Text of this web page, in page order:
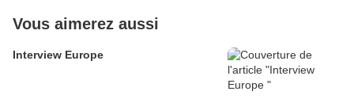
Vous aimerez aussi
Interview Europe